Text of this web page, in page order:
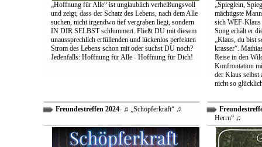
„Hoffnung für Alle“ ist unglaublich verheißungsvoll
und zeigt, dass der Schatz des Lebens, nach dem Alle
suchen, nicht irgendwo tief vergraben liegt, sondern
IN DIR SELBST schlummert. Fließt DU mit diesem
unaussprechlich erfüllenden und lückenlos perfekten
Strom des Lebens schon mit oder suchst DU noch?
Jedenfalls: Hoffnung für Alle - Hoffnung für Dich!
„Spieglein,
mächtigste
sich WEF-Klaus
Song erhält er
„Klaus, du bist
krasser“.
Reise in den
Konfrontation
der Klaus
nicht so
Freundestreffen 2024- ♫ „Schöpferkraft“ ♫
Herrn“ ♫